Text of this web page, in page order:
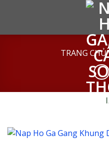
TRANG CHỦ